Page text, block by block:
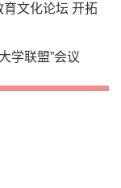
文化论坛 开拓
学联盟”会议